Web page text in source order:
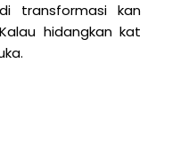
transformasi kan
hidangkan kat